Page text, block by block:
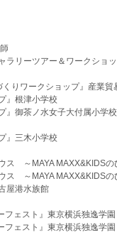
ラリーツアー＆ワークシ
りワークショップ』産業貿
』根津小学校
』御茶ノ水女子大付属小学校
』三木小学校
ス ～MAYA MAXX&KIDS
ス ～MAYA MAXX&KIDS
屋港水族館
フェスト』東京横浜独逸学園
フェスト』東京横浜独逸学園